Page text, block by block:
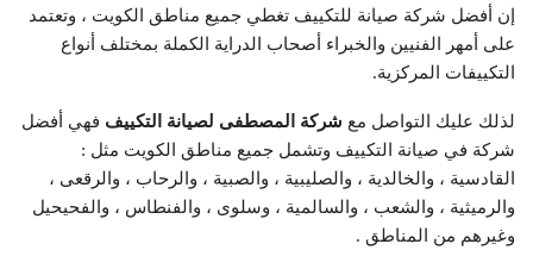
إن أفضل شركة صيانة للتكييف تغطي جميع مناطق الكويت ، وتعتمد
على أمهر الفنيين والخبراء أصحاب الدراية الكملة بمختلف أنواع
التكييفات المركزية.
لذلك عليك التواصل مع شركة المصطفى لصيانة التكييف فهي أفضل
شركة في صيانة التكييف وتشمل جميع مناطق الكويت مثل :
القادسية ، والخالدية ، والصليبية ، والصبية ، والرحاب ، والرقعى ،
والرميثية ، والشعب ، والسالمية ، وسلوى ، والفنطاس ، والفحيحيل
وغيرهم من المناطق .